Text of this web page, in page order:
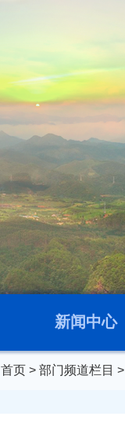
新闻中心
首页 > 部门频道栏目 >